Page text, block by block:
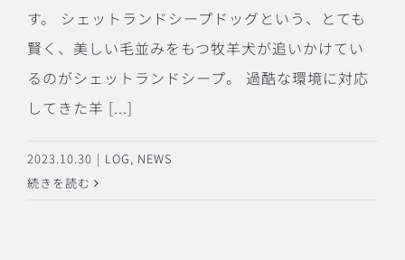
す。 シェットランドシープドッグという、とても
賢く、美しい毛並みをもつ牧羊犬が追いかけてい
るのがシェットランドシープ。 過酷な環境に対応
してきた羊 [...]
2023.10.30 | LOG, NEWS
続きを読む